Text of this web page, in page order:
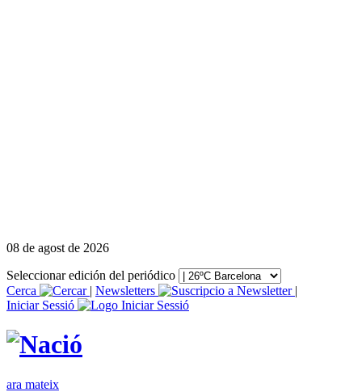
08 de agost de 2026
Seleccionar edición del periódico
Cerca
| Newsletters
|
Iniciar Sessió
ara mateix